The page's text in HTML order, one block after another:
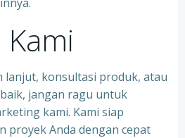
lanjut, konsultasi produk, atau
jangan ragu untuk
kami. Kami siap
proyek Anda dengan cepat